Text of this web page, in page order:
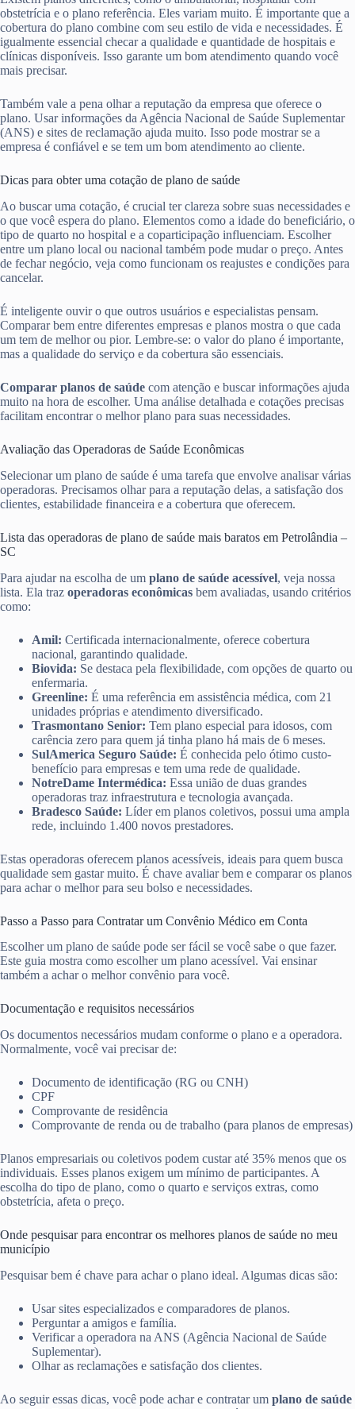
obstetrícia e o plano referência. Eles variam muito. É importante que a
cobertura do plano combine com seu estilo de vida e necessidades. É
igualmente essencial checar a qualidade e quantidade de hospitais e
clínicas disponíveis. Isso garante um bom atendimento quando você
mais precisar.
Também vale a pena olhar a reputação da empresa que oferece o
plano. Usar informações da Agência Nacional de Saúde Suplementar
(ANS) e sites de reclamação ajuda muito. Isso pode mostrar se a
empresa é confiável e se tem um bom atendimento ao cliente.
Dicas para obter uma cotação de plano de saúde
Ao buscar uma cotação, é crucial ter clareza sobre suas necessidades e
o que você espera do plano. Elementos como a idade do beneficiário, o
tipo de quarto no hospital e a coparticipação influenciam. Escolher
entre um plano local ou nacional também pode mudar o preço. Antes
de fechar negócio, veja como funcionam os reajustes e condições para
cancelar.
É inteligente ouvir o que outros usuários e especialistas pensam.
Comparar bem entre diferentes empresas e planos mostra o que cada
um tem de melhor ou pior. Lembre-se: o valor do plano é importante,
mas a qualidade do serviço e da cobertura são essenciais.
Comparar planos de saúde com atenção e buscar informações ajuda
muito na hora de escolher. Uma análise detalhada e cotações precisas
facilitam encontrar o melhor plano para suas necessidades.
Avaliação das Operadoras de Saúde Econômicas
Selecionar um plano de saúde é uma tarefa que envolve analisar várias
operadoras. Precisamos olhar para a reputação delas, a satisfação dos
clientes, estabilidade financeira e a cobertura que oferecem.
Lista das operadoras de plano de saúde mais baratos em Petrolândia –
SC
Para ajudar na escolha de um plano de saúde acessível, veja nossa
lista. Ela traz operadoras econômicas bem avaliadas, usando critérios
como:
Amil: Certificada internacionalmente, oferece cobertura
nacional, garantindo qualidade.
Biovida: Se destaca pela flexibilidade, com opções de quarto ou
enfermaria.
Greenline: É uma referência em assistência médica, com 21
unidades próprias e atendimento diversificado.
Trasmontano Senior: Tem plano especial para idosos, com
carência zero para quem já tinha plano há mais de 6 meses.
SulAmerica Seguro Saúde: É conhecida pelo ótimo custo-
benefício para empresas e tem uma rede de qualidade.
NotreDame Intermédica: Essa união de duas grandes
operadoras traz infraestrutura e tecnologia avançada.
Bradesco Saúde: Líder em planos coletivos, possui uma ampla
rede, incluindo 1.400 novos prestadores.
Estas operadoras oferecem planos acessíveis, ideais para quem busca
qualidade sem gastar muito. É chave avaliar bem e comparar os planos
para achar o melhor para seu bolso e necessidades.
Passo a Passo para Contratar um Convênio Médico em Conta
Escolher um plano de saúde pode ser fácil se você sabe o que fazer.
Este guia mostra como escolher um plano acessível. Vai ensinar
também a achar o melhor convênio para você.
Documentação e requisitos necessários
Os documentos necessários mudam conforme o plano e a operadora.
Normalmente, você vai precisar de:
Documento de identificação (RG ou CNH)
CPF
Comprovante de residência
Comprovante de renda ou de trabalho (para planos de empresas)
Planos empresariais ou coletivos podem custar até 35% menos que os
individuais. Esses planos exigem um mínimo de participantes. A
escolha do tipo de plano, como o quarto e serviços extras, como
obstetrícia, afeta o preço.
Onde pesquisar para encontrar os melhores planos de saúde no meu
município
Pesquisar bem é chave para achar o plano ideal. Algumas dicas são:
Usar sites especializados e comparadores de planos.
Perguntar a amigos e família.
Verificar a operadora na ANS (Agência Nacional de Saúde
Suplementar).
Olhar as reclamações e satisfação dos clientes.
Ao seguir essas dicas, você pode achar e contratar um plano de saúde